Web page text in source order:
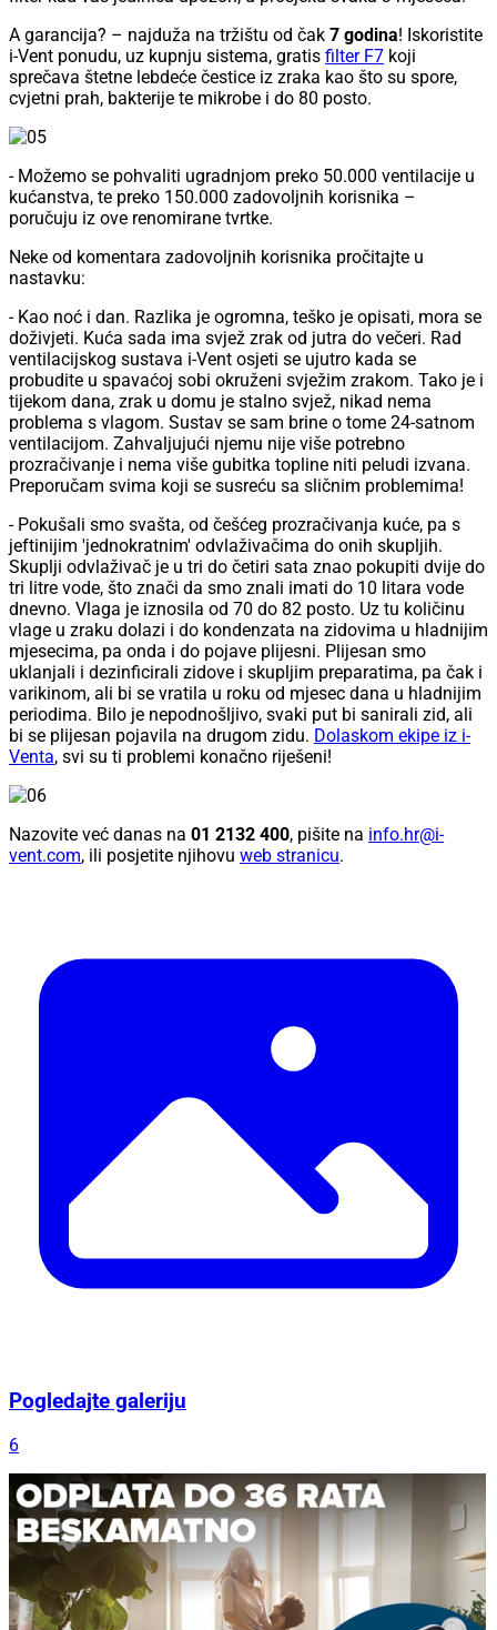
A garancija? – najduža na tržištu od čak 7 godina! Iskoristite
i-Vent ponudu, uz kupnju sistema, gratis filter F7 koji
sprečava štetne lebdeće čestice iz zraka kao što su spore,
cvjetni prah, bakterije te mikrobe i do 80 posto.
- Možemo se pohvaliti ugradnjom preko 50.000 ventilacije u
kućanstva, te preko 150.000 zadovoljnih korisnika –
poručuju iz ove renomirane tvrtke.
Neke od komentara zadovoljnih korisnika pročitajte u
nastavku:
- Kao noć i dan. Razlika je ogromna, teško je opisati, mora se
doživjeti. Kuća sada ima svjež zrak od jutra do večeri. Rad
ventilacijskog sustava i-Vent osjeti se ujutro kada se
probudite u spavaćoj sobi okruženi svježim zrakom. Tako je i
tijekom dana, zrak u domu je stalno svjež, nikad nema
problema s vlagom. Sustav se sam brine o tome 24-satnom
ventilacijom. Zahvaljujući njemu nije više potrebno
prozračivanje i nema više gubitka topline niti peludi izvana.
Preporučam svima koji se susreću sa sličnim problemima!
- Pokušali smo svašta, od češćeg prozračivanja kuće, pa s
jeftinijim 'jednokratnim' odvlaživačima do onih skupljih.
Skuplji odvlaživač je u tri do četiri sata znao pokupiti dvije do
tri litre vode, što znači da smo znali imati do 10 litara vode
dnevno. Vlaga je iznosila od 70 do 82 posto. Uz tu količinu
vlage u zraku dolazi i do kondenzata na zidovima u hladnijim
mjesecima, pa onda i do pojave plijesni. Plijesan smo
uklanjali i dezinficirali zidove i skupljim preparatima, pa čak i
varikinom, ali bi se vratila u roku od mjesec dana u hladnijim
periodima. Bilo je nepodnošljivo, svaki put bi sanirali zid, ali
bi se plijesan pojavila na drugom zidu. Dolaskom ekipe iz i-
Venta, svi su ti problemi konačno riješeni!
Nazovite već danas na 01 2132 400, pišite na info.hr@i-
vent.com, ili posjetite njihovu web stranicu.
Pogledajte galeriju
6